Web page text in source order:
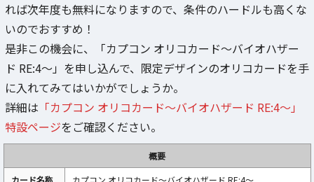
れば次年度も無料になりますので、条件のハードルも高くな
いのでおすすめ！
是非この機会に、「カプコン オリコカード～バイオハザー
ド RE:4～」を申し込んで、限定デザインのオリコカードを手
に入れてみてはいかがでしょうか。
詳細は 「カプコン オリコカード～バイオハザード RE:4～」
特設ページをご確認ください。
概要